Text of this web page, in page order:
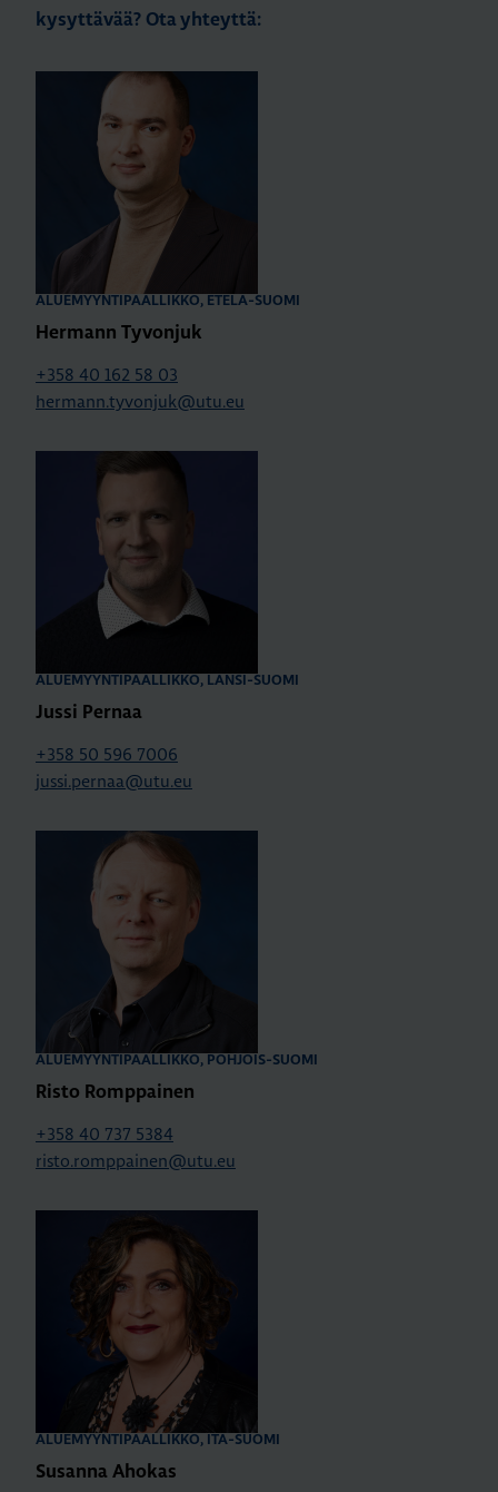
kysyttävää? Ota yhteyttä:
ALUEMYYNTIPÄÄLLIKKÖ, ETELÄ-SUOMI
Hermann Tyvonjuk
+358 40 162 58 03
hermann.tyvonjuk@utu.eu
ALUEMYYNTIPÄÄLLIKKÖ, LÄNSI-SUOMI
Jussi Pernaa
+358 50 596 7006
jussi.pernaa@utu.eu
ALUEMYYNTIPÄÄLLIKKÖ, POHJOIS-SUOMI
Risto Romppainen
+358 40 737 5384
risto.romppainen@utu.eu
ALUEMYYNTIPÄÄLLIKKÖ, ITÄ-SUOMI
Susanna Ahokas